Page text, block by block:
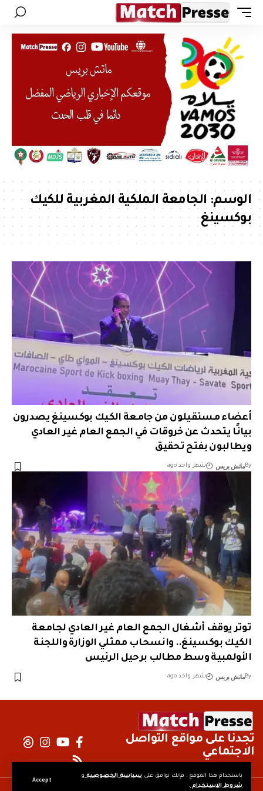
باستخدام هذا الموقع ، فإنك توافق على سياسة الخصوصية و
شروط الاستخدام .
Accept
الوسم:الجامعة الملكية المغربية للكيك
بوكسينغ
أعضاء مستقيلون من جامعة الكيك بوكسينغ يصدرون
بيانًا يتحدث عن خروقات في الجمع العام غير العادي
ويطالبون بفتح تحقيق
Byماتش بريس شهر واحد ago
توتر يوقف أشغال الجمع العام غير العادي لجامعة
الكيك بوكسينغ.. وانسحاب ممثلي الوزارة واللجنة
الأولمبية وسط مطالب برحيل الرئيس
Byماتش بريس شهر واحد ago
تجدنا على مواقع التواصل
الاجتماعي